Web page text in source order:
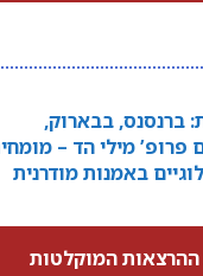
ברנסנס, בבארוק,
פרופ’ מילי הד –
באמנות מודרנית
ההרצאות המוקלטות